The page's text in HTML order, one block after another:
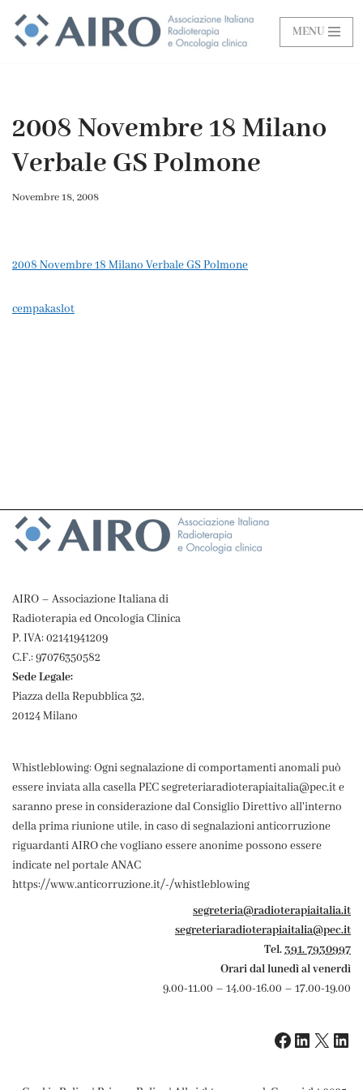
Vai
MENU
2008 Novembre 18 Milano
Verbale GS Polmone
Novembre 18, 2008
2008 Novembre 18 Milano Verbale GS Polmone
cempakaslot
AIRO – Associazione Italiana di
Radioterapia ed Oncologia Clinica
P. IVA: 02141941209
C.F.: 97076350582
Sede Legale:
Piazza della Repubblica 32,
20124 Milano
Whistleblowing: Ogni segnalazione di comportamenti anomali può
essere inviata alla casella PEC segreteriaradioterapiaitalia@pec.it e
saranno prese in considerazione dal Consiglio Direttivo all'interno
della prima riunione utile, in caso di segnalazioni anticorruzione
riguardanti AIRO che vogliano essere anonime possono essere
indicate nel portale ANAC
https://www.anticorruzione.it/-/whistleblowing
segreteria@radioterapiaitalia.it
segreteriaradioterapiaitalia@pec.it
Tel.391. 7930997
Orari dal lunedì al venerdì
9.00-11.00 – 14.00-16.00 – 17.00-19.00